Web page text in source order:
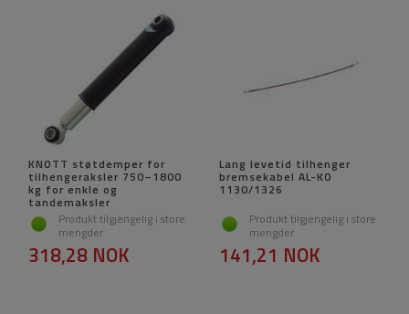
KNOTT støtdemper for
tilhengeraksler 750–1800
kg for enkle og
tandemaksler
Produkt tilgjengelig i store
mengder
318,28 NOK
Lang levetid tilhenger
bremsekabel AL-KO
1130/1326
Produkt tilgjengelig i store
mengder
141,21 NOK